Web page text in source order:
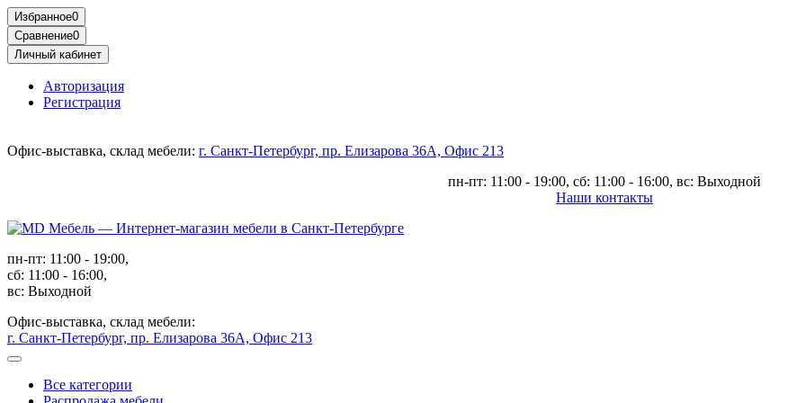
Избранное0
Сравнение0
Личный кабинет
Авторизация
Регистрация
Офис-выставка, склад мебели: г. Санкт-Петербург, пр. Елизарова 36А, Офис 213
пн-пт: 11:00 - 19:00, сб: 11:00 - 16:00, вс: Выходной
Наши контакты
пн-пт: 11:00 - 19:00,
сб: 11:00 - 16:00,
вс: Выходной
Офис-выставка, склад мебели:
г. Санкт-Петербург, пр. Елизарова 36А, Офис 213
Все категории